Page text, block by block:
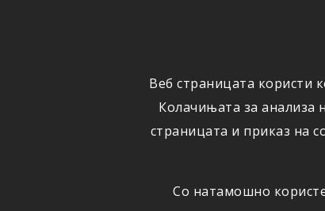
Веб страницата користи
Колачињата за анализа
страницата и приказ на
Со натамошно
ОСИГУРУВАЊЕ